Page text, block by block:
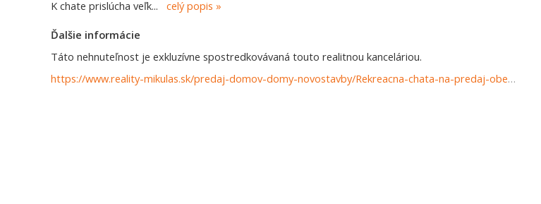
K chate prislúcha veľk... celý popis
Ďalšie informácie
Táto nehnuteľnost je exkluzívne spostredkovávaná touto realitnou kanceláriou.
https://www.reality-mikulas.sk/predaj-domov-domy-novostavby/Rekreacna-chata-na-predaj-obec-Vlachy-37074/?utm_source=areality&utm_medium=xml&utm_term=37074&utm_content=dom&utm_campaign=portaly